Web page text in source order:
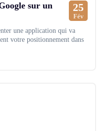
sur un
25
Fév
une application qui va
votre positionnement dans